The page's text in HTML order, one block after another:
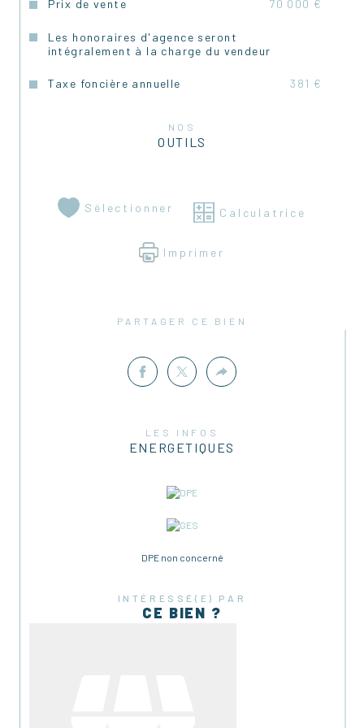
Prix de vente 70 000 €
Les honoraires d'agence seront
intégralement à la charge du vendeur
Taxe foncière annuelle 381 €
NOS
OUTILS
Sélectionner Calculatrice
Imprimer
PARTAGER CE BIEN
LES INFOS
ENERGETIQUES
DPE non concerné
INTÉRESSÉ(E) PAR
CE BIEN ?